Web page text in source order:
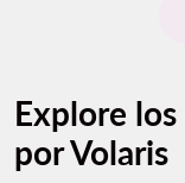
Explore
por Volaris